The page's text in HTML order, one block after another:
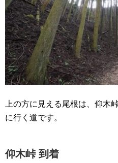
上の方に見える尾根は、仰木
に行く道です。
仰木峠 到着